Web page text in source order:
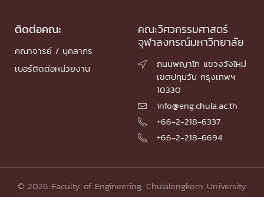
ติดต่อคณะ
คณาจารย์ / บุคลากร
เบอร์ติดต่อหน่วยงาน
คณะวิศวกรรมศาสตร์
จุฬาลงกรณ์มหาวิทยาลัย

ถนนพญาไท แขวงวังใหม่
เขตปทุมวัน กรุงเทพฯ
10330
 info@eng.chula.ac.th
 +66-2-218-6337
 +66-2-218-6694
© 2026 Faculty of Engineering, Chulalongkorn University